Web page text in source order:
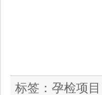
标签： 孕检项目